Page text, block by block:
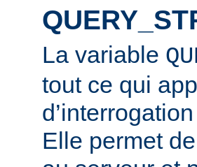
La variable
tout ce qui
Elle permet